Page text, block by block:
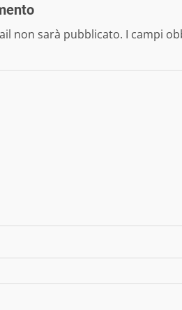
non sarà pubblicato. I campi